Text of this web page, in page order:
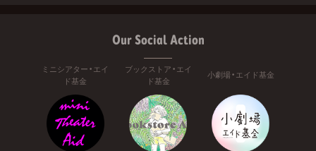
Our Social Action
ミニシアター・エイ
ド基金
ブックストア・エイ
ド基金
小劇場・エイド基金